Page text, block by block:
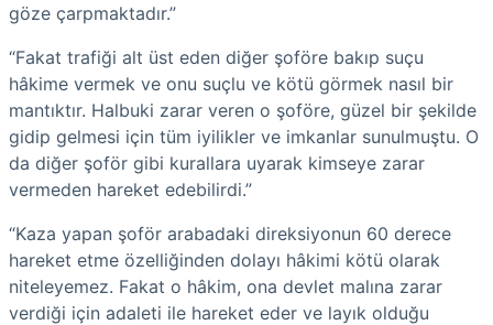
göze çarpmaktadır.”
“Fakat trafiği alt üst eden diğer şoföre bakıp suçu
hâkime vermek ve onu suçlu ve kötü görmek nasıl bir
mantıktır. Halbuki zarar veren o şoföre, güzel bir şekilde
gidip gelmesi için tüm iyilikler ve imkanlar sunulmuştu. O
da diğer şoför gibi kurallara uyarak kimseye zarar
vermeden hareket edebilirdi.”
“Kaza yapan şoför arabadaki direksiyonun 60 derece
hareket etme özelliğinden dolayı hâkimi kötü olarak
niteleyemez. Fakat o hâkim, ona devlet malına zarar
verdiği için adaleti ile hareket eder ve layık olduğu